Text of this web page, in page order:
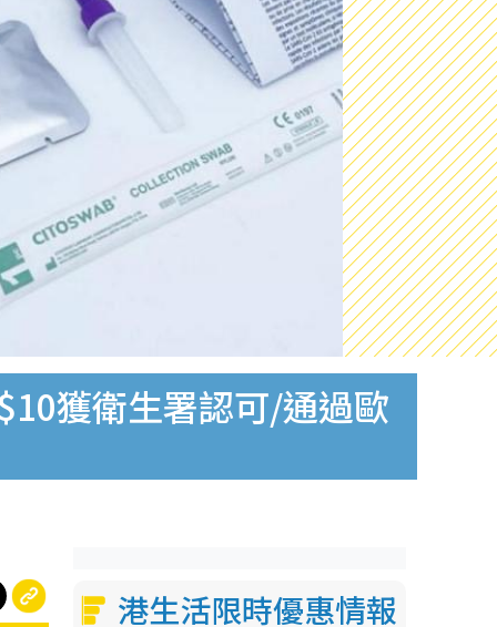
獲衛生署認可/通過歐
港生活限時優惠情報